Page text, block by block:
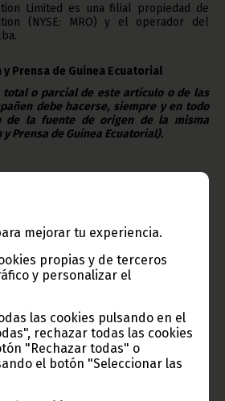
mejorar tu experiencia.
propias y de terceros
y personalizar el
las cookies pulsando en el
rechazar todas las cookies
"Rechazar todas" o
el botón "Seleccionar las
Limited es una filial propiedad de
(NYSE: MRO) y el operador del
Prensa de Guinea Ecuatorial
total o parcial de este artículo o de las
debe hacerse, siempre y en todo
de la fuente de origen de la misma
Prensa de Guinea Ecuatorial).
de Guinea Ecuatorial